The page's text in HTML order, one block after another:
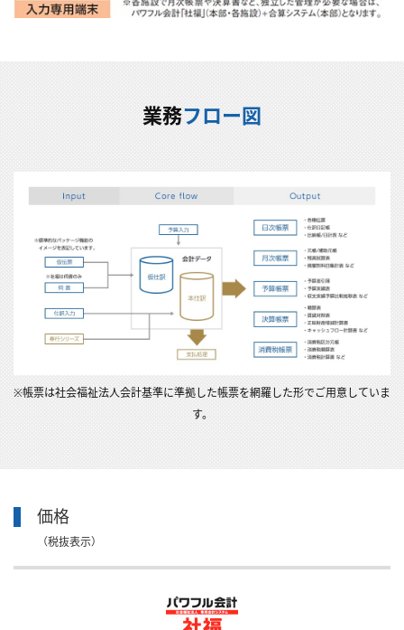
業務フロー図
※帳票は社会福祉法人会計基準に準拠した帳票を網羅した形でご用意していま
す。
価格
（税抜表示）